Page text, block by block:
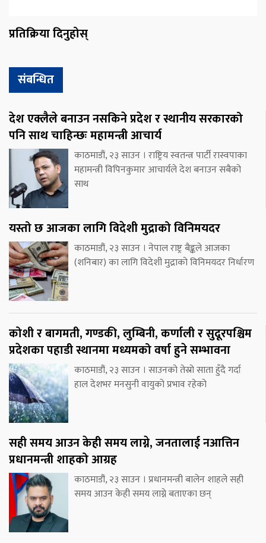
प्रतिक्रिया दिनुहोस्
संबन्धित
देश एक्लैले बनाउन नसकिने प्रदेश र स्थानीय सरकारको
पनि साथ चाहिन्छः महामन्त्री आचार्य
काठमाडौं, २३ साउन । राष्ट्रिय स्वतन्त्र पार्टी रास्वपाका
महामन्त्री विपिनकुमार आचार्यले देश बनाउन सबैको
साथ
यस्तो छ आजका लागि विदेशी मुद्राको विनिमयदर
काठमाडौं, २३ साउन । नेपाल राष्ट्र बैङ्कले आजका
(शनिबार) का लागि विदेशी मुद्राको विनिमयदर निर्धारण
कोशी र बागमती, गण्डकी, लुम्बिनी, कर्णाली र सुदूरपश्चिम
प्रदेशका पहाडी स्थानमा मध्यमको वर्षा हुने सम्भावना
काठमाडौं, २३ साउन । साउनको तेस्रो साता हुँदै गर्दा
हाल देशभर मनसुनी वायुको प्रभाव रहेको
सही समय आउन केही समय लाग्ने, जनतालाई नआत्तिन
प्रधानमन्त्री शाहको आग्रह
काठमाडौं, २३ साउन । प्रधानमन्त्री बालेन शाहले सही
समय आउन केही समय लाग्ने बताएका छन्